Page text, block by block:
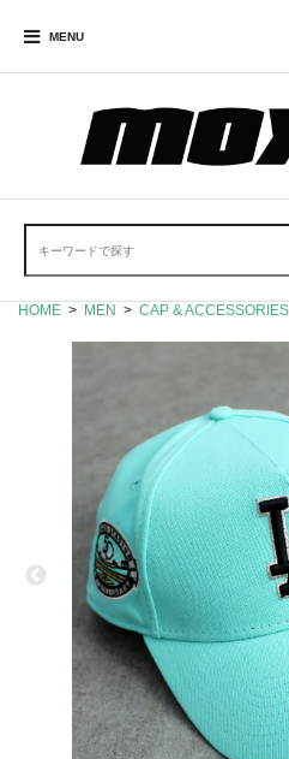
MENU
HOME > MEN > CAP & ACCESSORIES